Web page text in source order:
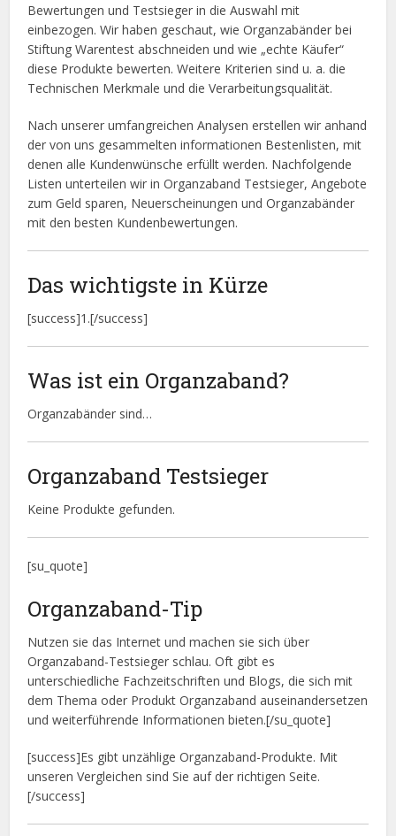
Bewertungen und Testsieger in die Auswahl mit
einbezogen. Wir haben geschaut, wie Organzabänder bei
Stiftung Warentest abschneiden und wie „echte Käufer“
diese Produkte bewerten. Weitere Kriterien sind u. a. die
Technischen Merkmale und die Verarbeitungsqualität.
Nach unserer umfangreichen Analysen erstellen wir anhand
der von uns gesammelten informationen Bestenlisten, mit
denen alle Kundenwünsche erfüllt werden. Nachfolgende
Listen unterteilen wir in Organzaband Testsieger, Angebote
zum Geld sparen, Neuerscheinungen und Organzabänder
mit den besten Kundenbewertungen.
Das wichtigste in Kürze
[success]1.[/success]
Was ist ein Organzaband?
Organzabänder sind…
Organzaband Testsieger
Keine Produkte gefunden.
[su_quote]
Organzaband-Tip
Nutzen sie das Internet und machen sie sich über
Organzaband-Testsieger schlau. Oft gibt es
unterschiedliche Fachzeitschriften und Blogs, die sich mit
dem Thema oder Produkt Organzaband auseinandersetzen
und weiterführende Informationen bieten.[/su_quote]
[success]Es gibt unzählige Organzaband-Produkte. Mit
unseren Vergleichen sind Sie auf der richtigen Seite.
[/success]